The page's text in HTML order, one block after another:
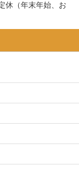
休（年末年始、お